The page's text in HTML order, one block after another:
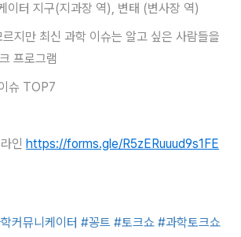
이터 지구(지과장 역), 변태 (변사장 역)
지만 최신 과학 이슈는 알고 싶은 사람들을
프로그램
슈 TOP7
인 https://forms.gle/R5zERuuud9s1FE
커뮤니케이터 #꽁트 #토크쇼 #과학토크쇼